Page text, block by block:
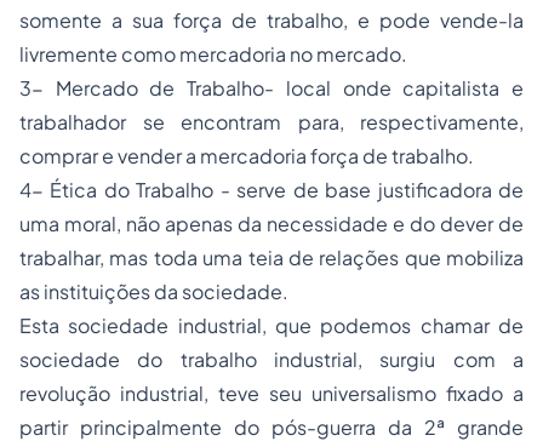
somente a sua força de trabalho, e pode vende-la
livremente como mercadoria no mercado.
3- Mercado de Trabalho- local onde capitalista e
trabalhador se encontram para, respectivamente,
comprar e vender a mercadoria força de trabalho.
4- Ética do Trabalho - serve de base justificadora de
uma moral, não apenas da necessidade e do dever de
trabalhar, mas toda uma teia de relações que mobiliza
as instituições da sociedade.
Esta sociedade industrial, que podemos chamar de
sociedade do trabalho industrial, surgiu com a
revolução industrial, teve seu universalismo fixado a
partir principalmente do pós-guerra da 2ª grande